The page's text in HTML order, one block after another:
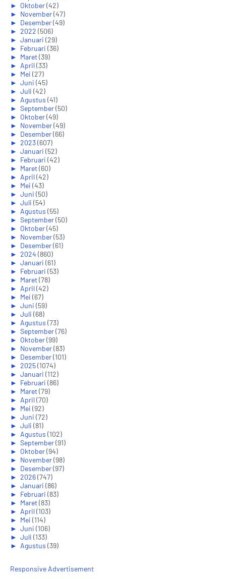
► Oktober(42)
► November(47)
► Desember(49)
► 2022 (506)
► Januari (29)
► Februari (36)
► Maret(39)
► April(33)
► Mei (27)
► Juni (45)
► Juli (42)
► Agustus (41)
► September(50)
► Oktober(49)
► November(49)
► Desember(66)
► 2023(607)
► Januari (52)
► Februari (42)
► Maret(60)
► April(42)
► Mei (43)
► Juni (50)
► Juli (54)
► Agustus (55)
► September(50)
► Oktober(45)
► November(53)
► Desember(61)
► 2024 (860)
► Januari (61)
► Februari (53)
► Maret(78)
► April(42)
► Mei (67)
► Juni (59)
► Juli (68)
► Agustus (73)
► September(76)
► Oktober(99)
► November(83)
► Desember(101)
► 2025(1074)
► Januari (112)
► Februari (86)
► Maret(79)
► April(70)
► Mei (92)
► Juni (72)
► Juli (81)
► Agustus (102)
► September(91)
► Oktober(94)
► November(98)
► Desember(97)
► 2026(747)
► Januari (86)
► Februari (83)
► Maret(83)
► April(103)
► Mei (114)
► Juni (106)
► Juli (133)
► Agustus (39)
Responsive Advertisement